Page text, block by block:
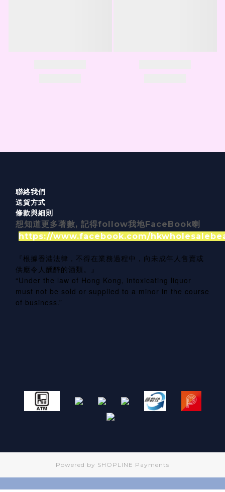
聯絡我們
送貨方式
條款與細則
想知道更多著數, 記得follow我地FaceBook喇
https://www.facebook.com/
『根據香港法律，不得在業務過程中，向未成年人售賣或
供應令人醺醉的酒類。』
“Under the law of Hong Kong, intoxicating liquor
must not be sold or supplied to a minor in the course
of business.”
Powered by SHOPLINE Payments